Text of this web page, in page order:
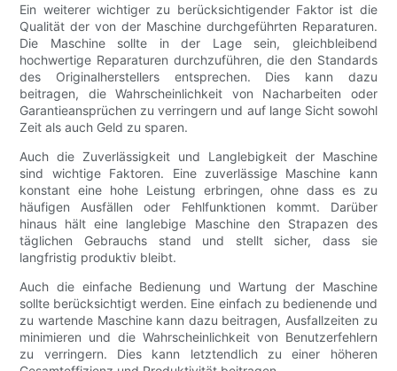
Ein weiterer wichtiger zu berücksichtigender Faktor ist die
Qualität der von der Maschine durchgeführten Reparaturen.
Die Maschine sollte in der Lage sein, gleichbleibend
hochwertige Reparaturen durchzuführen, die den Standards
des Originalherstellers entsprechen. Dies kann dazu
beitragen, die Wahrscheinlichkeit von Nacharbeiten oder
Garantieansprüchen zu verringern und auf lange Sicht sowohl
Zeit als auch Geld zu sparen.
Auch die Zuverlässigkeit und Langlebigkeit der Maschine
sind wichtige Faktoren. Eine zuverlässige Maschine kann
konstant eine hohe Leistung erbringen, ohne dass es zu
häufigen Ausfällen oder Fehlfunktionen kommt. Darüber
hinaus hält eine langlebige Maschine den Strapazen des
täglichen Gebrauchs stand und stellt sicher, dass sie
langfristig produktiv bleibt.
Auch die einfache Bedienung und Wartung der Maschine
sollte berücksichtigt werden. Eine einfach zu bedienende und
zu wartende Maschine kann dazu beitragen, Ausfallzeiten zu
minimieren und die Wahrscheinlichkeit von Benutzerfehlern
zu verringern. Dies kann letztendlich zu einer höheren